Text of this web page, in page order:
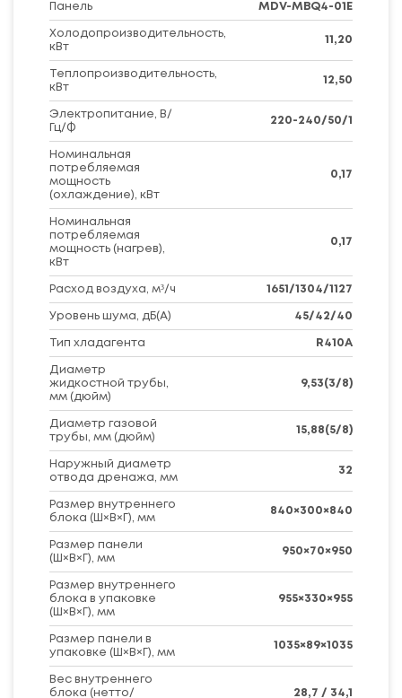
Панель MDV-MBQ4-01E
Холодопроизводительность,
кВт
11,20
Теплопроизводительность,
кВт
12,50
Электропитание, В/
Гц/Ф
220-240/50/1
Номинальная
потребляемая
мощность
(охлаждение), кВт
0,17
Номинальная
потребляемая
мощность (нагрев),
кВт
0,17
Расход воздуха, м³/ч 1651/1304/1127
Уровень шума, дБ(A) 45/42/40
Тип хладагента R410A
Диаметр
жидкостной трубы,
мм (дюйм)
9,53(3/8)
Диаметр газовой
трубы, мм (дюйм)
15,88(5/8)
Наружный диаметр
отвода дренажа, мм
32
Размер внутреннего
блока (Ш×В×Г), мм
840×300×840
Размер панели
(Ш×В×Г), мм
950×70×950
Размер внутреннего
блока в упаковке
(Ш×В×Г), мм
955×330×955
Размер панели в
упаковке (Ш×В×Г), мм
1035×89×1035
Вес внутреннего
блока (нетто/
28,7 / 34,1